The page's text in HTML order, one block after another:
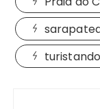
turistando